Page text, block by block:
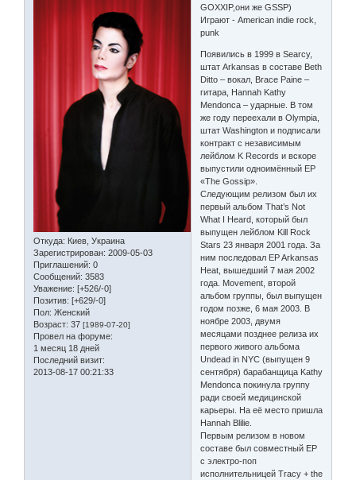
Откуда: Киев, Украина
Зарегистрирован: 2009-05-03
Приглашений: 0
Сообщений: 3583
Уважение: [+526/-0]
Позитив: [+629/-0]
Пол: Женский
Возраст: 37 [1989-07-20]
Провел на форуме:
1 месяц 18 дней
Последний визит:
2013-08-17 00:21:33
GOXXIP,они же GSSP)
Играют - American indie rock,
punk
Появились в 1999 в Searcy,
штат Arkansas в составе Beth
Ditto – вокал, Brace Paine –
гитара, Hannah Kathy
Mendonca – ударные. В том
же году переехали в Olympia,
штат Washington и подписали
контракт с независимым
лейблом K Records и вскоре
выпустили одноимённый EP
«The Gossip».
Следующим релизом был их
первый альбом That’s Not
What I Heard, который был
выпущен лейблом Kill Rock
Stars 23 января 2001 года. За
ним последовал EP Arkansas
Heat, вышедший 7 мая 2002
года. Movement, второй
альбом группы, был выпущен
годом позже, 6 мая 2003. В
ноябре 2003, двумя
месяцами позднее релиза их
первого живого альбома
Undead in NYC (выпущен 9
сентября) барабанщица Kathy
Mendonca покинула группу
ради своей медицинской
карьеры. На её место пришла
Hannah Blilie.
Первым релизом в новом
составе был совместный EP
с электро-поп
исполнительницей Tracy + the